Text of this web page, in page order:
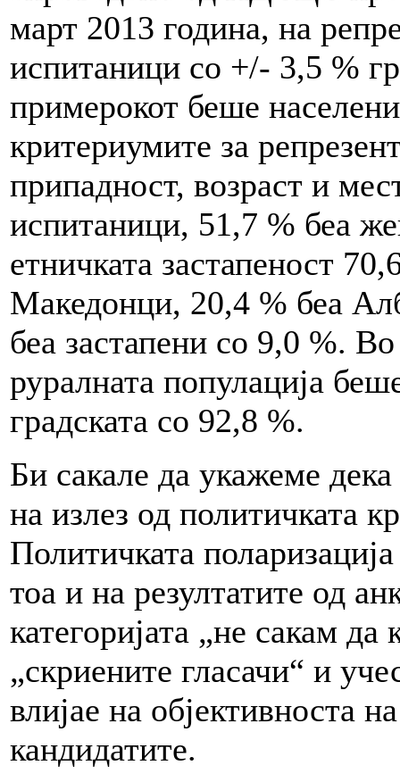
март 2013 година, на
испитаници со +/- 3,5 %
примерокот беше
критериумите за
припадност, возраст и
испитаници, 51,7 % беа
етничката застапеност
Македонци, 20,4 % беа
беа застапени со 9,0 %.
руралната популација
градската со 92,8 %.
Би сакале да укажеме
на излез од политичката
Политичката
тоа и на резултатите од
категоријата „не сакам
„скриените гласачи“ и
влијае на објективноста
кандидатите.